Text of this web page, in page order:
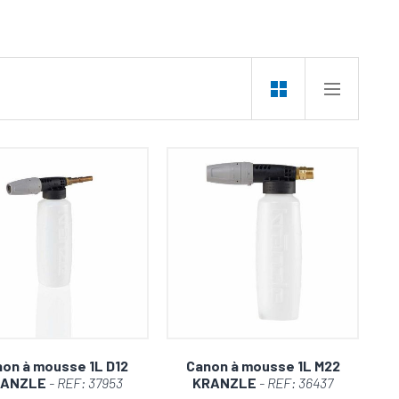
et dissout la saleté en profondeur, sans
agit rapidement pour des résultats
surface et la pression, évitant les rayures et les
ne lui résiste.
et c'est parti pour un nettoyage sans pareil.
Des résultats impeccables sans compromis.
à mousse 1L D12
- REF: 37953
Canon à mousse 1L M22
KRANZLE - REF: 36437